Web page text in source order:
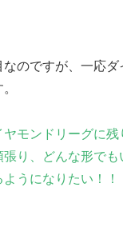
のですが、一応
ヤモンドリーグに
張り、どんな形で
うになりたい！！